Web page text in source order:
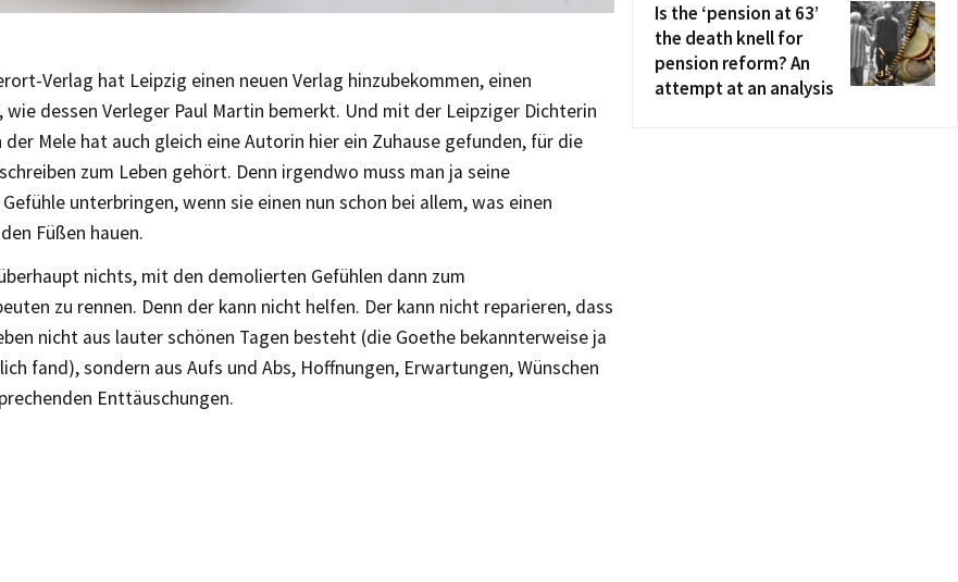
Verlag hat Leipzig einen neuen Verlag hinzubekommen, einen
wie dessen Verleger Paul Martin bemerkt. Und mit der Leipziger Dichterin
Mele hat auch gleich eine Autorin hier ein Zuhause gefunden, für die
zum Leben gehört. Denn irgendwo muss man ja seine
unterbringen, wenn sie einen nun schon bei allem, was einen
Füßen hauen.
nichts, mit den demolierten Gefühlen dann zum
zu rennen. Denn der kann nicht helfen. Der kann nicht reparieren, dass
nicht aus lauter schönen Tagen besteht (die Goethe bekannterweise ja
fand), sondern aus Aufs und Abs, Hoffnungen, Erwartungen, Wünschen
Enttäuschungen.
Is the ‘pension at 63’
the death knell for
pension reform? An
attempt at an analysis